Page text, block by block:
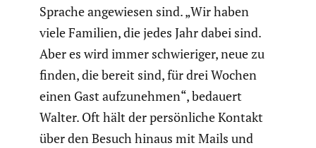
Sprache angewiesen sind. „Wir haben
viele Familien, die jedes Jahr dabei sind.
Aber es wird immer schwie­riger, neue zu
finden, die bereit sind, für drei Wochen
einen Gast aufzu­nehmen“, bedauert
Walter. Oft hält der persön­liche Kontakt
über den Besuch hinaus mit Mails und